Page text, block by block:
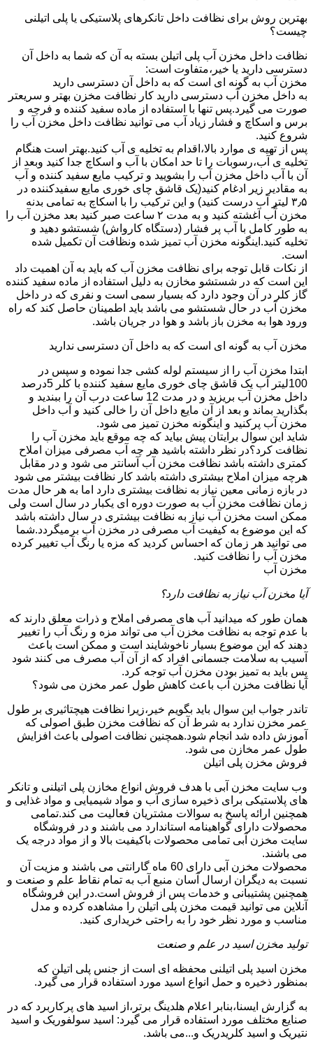
بهترین روش برای نظافت داخل تانکرهای پلاستیکی یا پلی اتیلنی
چیست؟
نظافت داخل مخزن آب پلی اتیلن بسته به آن که شما به داخل آن
دسترسی دارید یا خیر،متفاوت است:
مخزن آب به گونه ای است که به داخل آن دسترسی دارید
به داخل مخزن آب دسترسی دارید کار نظافت مخزن بهتر و سریعتر
صورت می گیرد.پس تنها با استفاده از ماده سفید کننده و فرچه و
برس و اسکاچ و فشار زیاد آب می توانید نظافت داخل مخزن آب را
شروع کنید.
پس از تهیه ی موارد بالا،اقدام به تخلیه ی آب کنید.بهتر است هنگام
تخلیه ی آب،رسوبات را تا حد امکان با آب و اسکاچ جدا کنید وبعد از
آن با آب داخل مخزن آب را بشویید و ترکیب مایع سفید کننده و آب
به مقادیر زیر ادغام کنید(یک قاشق چای خوری مایع سفیدکننده در
۳٫۵ لیتر آب درست کنید) و این ترکیب را با اسکاچ به تمامی بدنه
مخزن آّب آغشته کنید و به مدت ۲ ساعت صبر کنید بعد مخزن آب را
به طور کامل با آب پر فشار (دستگاه کارواش) شستشو دهید و
تخلیه کنید.اینگونه مخزن آب تمیز شده ونظافت آن تکمیل شده
است.
از نکات قابل توجه برای نظافت مخزن آب که باید به آن اهمیت داد
این است که در شستشو مخازن به دلیل استفاده از ماده سفید کننده
گاز کلر در آن وجود دارد که بسیار سمی است و نفری که در داخل
مخزن آب در حال شستشو می باشد باید اطمینان حاصل کند که راه
ورود هوا به مخزن باز باشد و هوا در جریان باشد.
مخزن آب به گونه ای است که به داخل آن دسترسی ندارید
ابتدا مخزن آب را از سیستم لوله کشی جدا نموده و سپس در
100لیتر آب یک قاشق چای خوری مایع سفید کننده با کلر 5درصد
داخل مخزن آب بریزید و در مدت 12 ساعت درب آن را ببندید و
بگذارید بماند و بعد از آن مایع داخل آن را خالی کنید و آب داخل
مخزن آب پرکنید و اینگونه مخزن تمیز می شود.
شاید این سوال برایتان پیش بیاید که چه موقع باید مخزن آب را
نظافت کرد؟در نظر داشته باشید هر چه آب مصرفی میزان املاح
کمتری داشته باشد نظافت مخزن آب آسانتر می شود و در مقابل
هرچه میزان املاح بیشتری داشته باشد کار نظافت بیشتر می شود
در بازه زمانی معین نیاز به نظافت بیشتری دارد اما به هر حال مدت
زمان نظافت مخزن آب به صورت دوره ای یکبار در سال است ولی
ممکن است مخزن آب نیاز به نظافت بیشتری در سال داشته باشد
که این موضوع به کیفیت آب مصرفی در مخزن آب برمیگردد.شما
می توانید هر زمان که احساس کردید که مزه یا رنگ آب تغییر کرده
مخزن آب را نظافت کنید.
مخزن آب
آیا مخزن آب نیاز به نظافت دارد؟
همان طور که میدانید آب های مصرفی املاح و ذرات معلق دارند که
با عدم توجه به نظافت مخزن آب می تواند مزه و رنگ آب را تغییر
دهند که این موضوع بسیار ناخوشایند است و ممکن است باعث
آسیب به سلامت جسمانی افراد که از آن آب مصرف می کنند شود
پس باید به تمیز بودن مخزن آب توجه کرد.
آیا نظافت مخزن آب باعث کاهش طول عمر مخزن می شود؟
تاندر جواب این سوال باید بگویم خیر،زیرا نظافت هیچتاثیری بر طول
عمر مخزن ندارد به شرط آن که نظافت مخزن طبق اصولی که
آموزش داده شد انجام شود.همچنین نظافت اصولی باعث افزایش
طول عمر مخازن می شود.
فروش مخزن پلی اتیلن
وب سایت مخزن آبی با هدف فروش انواع مخازن پلی اتیلنی و تانکر
های پلاستیکی برای ذخیره سازی آب و مواد شیمیایی و مواد غذایی و
همچنین ارائه پاسخ به سوالات مشتریان فعالیت می کند.تمامی
محصولات دارای گواهینامه استاندارد می باشند و در فروشگاه
سایت مخزن آبی تمامی محصولات باکیفیت بالا و از مواد درجه یک
می باشند.
محصولات مخزن آبی دارای 60 ماه گارانتی می باشند و مزیت آن
نسبت به دیگران ارسال آسان منبع آب به تمام نقاط علم و صنعت و
همچنین پشتیبانی و خدمات پس از فروش است.در این فروشگاه
آنلاین می توانید قیمت مخزن پلی اتیلن را مشاهده کرده و مدل
مناسب و مورد نظر خود را به راحتی خریداری کنید.
تولید مخزن اسید در علم و صنعت
مخزن اسید پلی اتیلنی محفظه ای است از جنس پلی اتیلن که
بمنظور ذخیره و حمل انواع اسید مورد استفاده قرار می گیرد.
به گزارش ایسنا،بنابر اعلام هلدینگ برتر،از اسید های پرکاربرد که در
صنایع مختلف مورد استفاده قرار می گیرد: اسید سولفوریک و اسید
نتیریک و اسید کلریدریک و...می باشد.